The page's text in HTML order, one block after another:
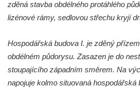
zděná stavba obdélného protáhlého
lizénové rámy, sedlovou střechu kryjí
Hospodářská budova I. je zděný
obdélném půdorysu. Zasazen je do
stoupajícího západním směrem. Na
napojuje kolmo situovaná hospodářská